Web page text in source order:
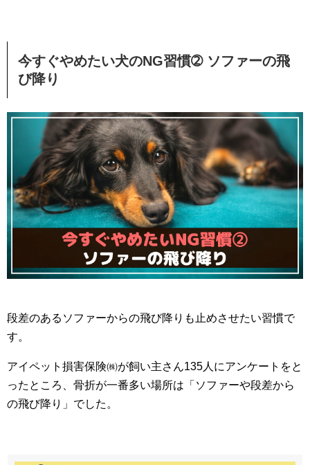
今すぐやめたい犬のNG習慣➁ ソファーの飛
び降り
段差のあるソファーからの飛び降りも止めさせたい習慣で
す。
アイペット損害保険㈱が飼い主さん135人にアンケートをと
ったところ、骨折が一番多い場所は「ソファーや段差から
の飛び降り」でした。